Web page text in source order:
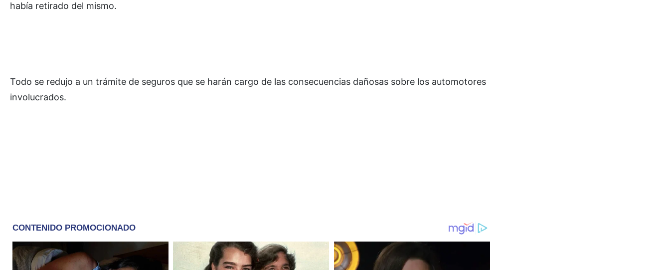
había retirado del mismo.
Todo se redujo a un trámite de seguros que se harán cargo de las consecuencias dañosas sobre los automotores
involucrados.